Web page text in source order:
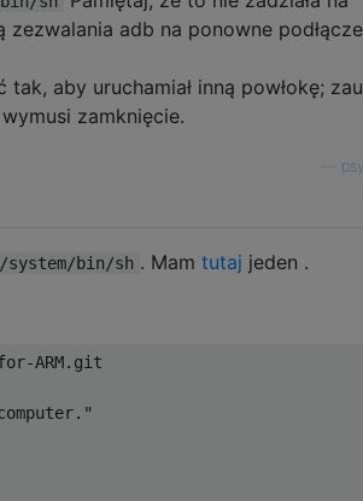
adb na ponowne
aby uruchamiał inną powłokę;
zamknięcie.
/system/bin/sh . Mam tutaj jeden .
for-ARM.git
your computer."